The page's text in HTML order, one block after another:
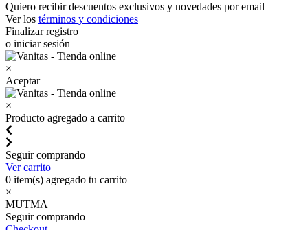
Quiero recibir descuentos exclusivos y novedades por email
Ver los términos y condiciones
Finalizar registro
o iniciar sesión
×
Aceptar
×
Producto agregado a carrito
Seguir comprando
Ver carrito
0 item(s) agregado tu carrito
×
MUTMA
Seguir comprando